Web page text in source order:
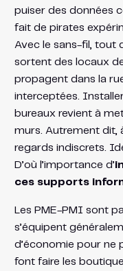
puiser des données
fait de pirates
Avec le sans-fil, tout
sortent des locaux
propagent dans la
interceptées.
bureaux revient à
murs. Autrement dit,
regards indiscrets.
D’où l’importance d’
ces supports
Les PME-PMI sont
s’équipent
d’économie pour ne
font faire les